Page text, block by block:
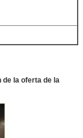
la oferta de la